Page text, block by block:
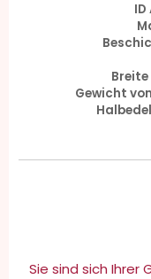
Gewicht
Sie sind sich Ihrer